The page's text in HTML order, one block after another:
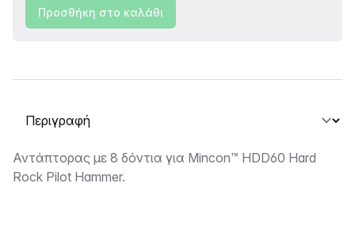
Προσθήκη στο καλάθι
Επιλογή καρτέλας
Περιγραφή
Αντάπτορας με 8 δόντια για Mincon™ HDD60 Hard
Rock Pilot Hammer.